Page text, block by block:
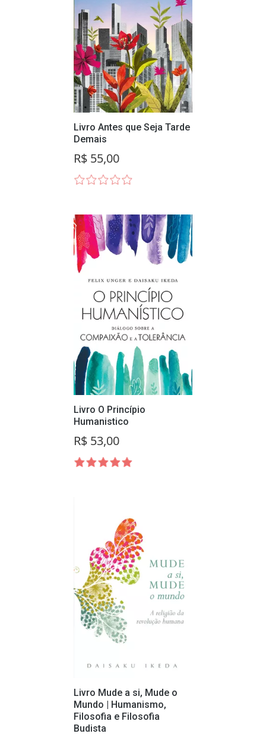
Livro Antes que Seja Tarde
Demais
R$ 55,00
Livro O Princípio
Humanistico
R$ 53,00
Livro Mude a si, Mude o
Mundo | Humanismo,
Filosofia e Filosofia
Budista